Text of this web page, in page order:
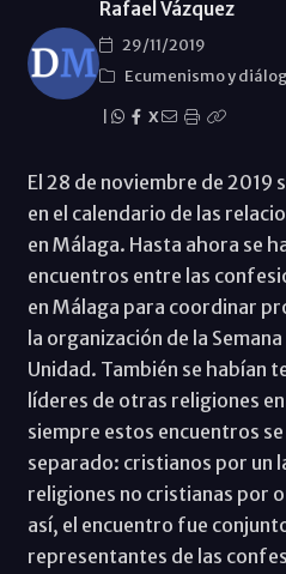
Rafael Vázquez
29/11/2019
Ecumenismo y
X
El 28 de noviembre de 2019
en el calendario de las
en Málaga. Hasta ahora se
encuentros entre las
en Málaga para coordinar
la organización de la
Unidad. También se habían
líderes de otras religiones
siempre estos encuentros
separado: cristianos por un
religiones no cristianas por
así, el encuentro fue
representantes de las